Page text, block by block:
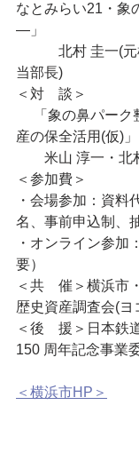
なとみらい21・象
―」
北村 圭一(元横
当部長)
＜対　談＞
「象の鼻パーク
産の保全活用(仮)」
米山 淳一・北
＜参加費＞
・会場参加：資料
名、事前申込制、
・オンライン参加
要）
＜共　催＞横浜市
歴史資産調査会(
＜後　援＞日本鉄
150 周年記念事業
＜横浜市HP＞